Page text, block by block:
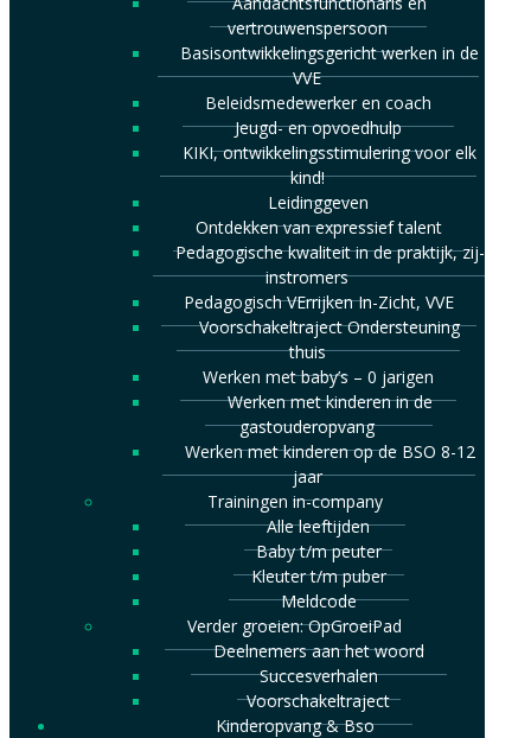
vertrouwenspersoon
Basisontwikkelingsgericht werken in de
VVE
Beleidsmedewerker en coach
Jeugd- en opvoedhulp
KIKI, ontwikkelingsstimulering voor elk
kind!
Leidinggeven
Ontdekken van expressief talent
Pedagogische kwaliteit in de praktijk, zij-
instromers
Pedagogisch VErrijken In-Zicht, VVE
Voorschakeltraject Ondersteuning
thuis
Werken met baby’s – 0 jarigen
Werken met kinderen in de
gastouderopvang
Werken met kinderen op de BSO 8-12
jaar
Trainingen in-company
Alle leeftijden
Baby t/m peuter
Kleuter t/m puber
Meldcode
Verder groeien: OpGroeiPad
Deelnemers aan het woord
Succesverhalen
Voorschakeltraject
Kinderopvang & Bso